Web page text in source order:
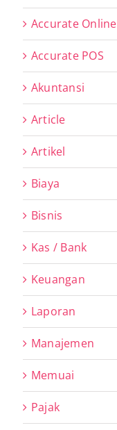
Accurate Online
Accurate POS
Akuntansi
Article
Artikel
Biaya
Bisnis
Kas / Bank
Keuangan
Laporan
Manajemen
Memuai
Pajak